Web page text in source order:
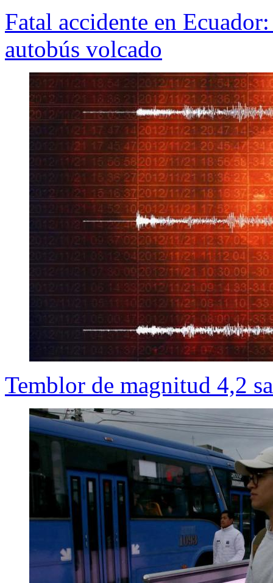
Fatal accidente en
autobús volcado
Temblor de magnitud 4,2